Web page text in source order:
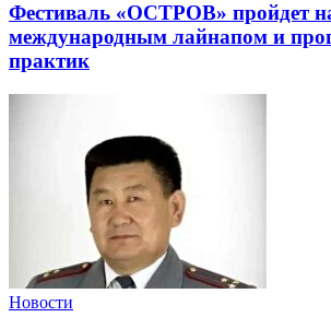
Фестиваль «ОСТРОВ» пройдет
международным лайнапом и
практик
Новости